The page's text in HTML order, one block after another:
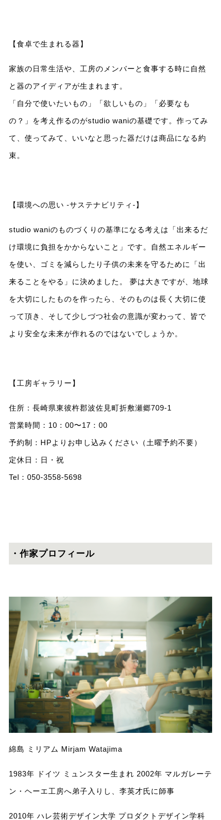
【食卓で生まれる器】
家族の日常生活や、工房のメンバーと食事する時に自然
と器のアイディアが生まれます。
「自分で使いたいもの」「欲しいもの」「必要なも
の？」を考え作るのがstudio waniの基礎です。作ってみ
て、使ってみて、いいなと思った器だけは商品になる約
束。
【環境への思い -サステナビリティ-】
studio waniのものづくりの基準になる考えは「出来るだ
け環境に負担をかからないこと」です。自然エネルギー
を使い、ゴミを減らしたり子供の未来を守るために「出
来ることをやる」に決めました。 夢は大きですが、地球
を大切にしたものを作ったら、そのものは長く大切に使
って頂き、そして少しづつ社会の意識が変わって、皆で
より安全な未来が作れるのではないでしょうか。
【工房ギャラリー】
住所：長崎県東彼杵郡波佐見町折敷瀬郷709-1
営業時間：10：00〜17：00
予約制：HPよりお申し込みください（土曜予約不要）
定休日：日・祝
Tel：050-3558-5698
・作家プロフィール
綿島 ミリアム Mirjam Watajima
1983年 ドイツ ミュンスター⽣まれ 2002年 マルガレーテ
ン・ヘーエ⼯房へ弟⼦⼊りし、李英才⽒に師事
2010年 ハレ芸術デザイン⼤学 プロダクトデザイン学科